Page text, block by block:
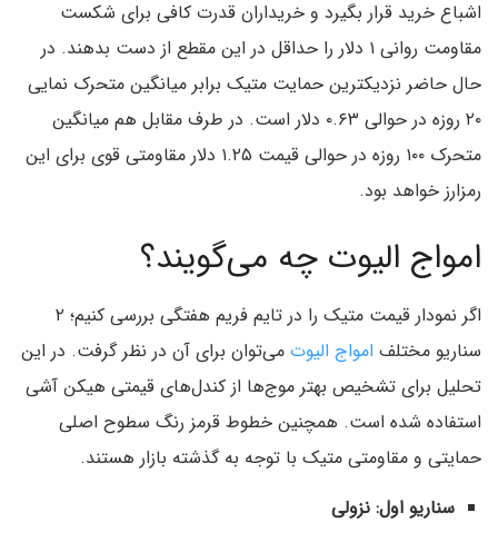
اشباع خرید قرار بگیرد و خریداران قدرت کافی برای شکست
مقاومت روانی ۱ دلار را حداقل در این مقطع از دست بدهند. در
حال حاضر نزدیکترین حمایت متیک برابر میانگین متحرک نمایی
۲۰ روزه در حوالی ۰.۶۳ دلار است. در طرف مقابل هم میانگین
متحرک ۱۰۰ روزه در حوالی قیمت ۱.۲۵ دلار مقاومتی قوی برای این
رمزارز خواهد بود.
امواج الیوت چه می‌گویند؟
اگر نمودار قیمت متیک را در تایم فریم هفتگی بررسی کنیم؛ ۲
سناریو مختلف امواج الیوت می‌توان برای آن در نظر گرفت. در این
تحلیل برای تشخیص بهتر موج‌ها از کندل‌های قیمتی هیکن آشی
استفاده شده است. همچنین خطوط قرمز رنگ سطوح اصلی
حمایتی و مقاومتی متیک با توجه به گذشته بازار هستند.
سناریو اول: نزولی